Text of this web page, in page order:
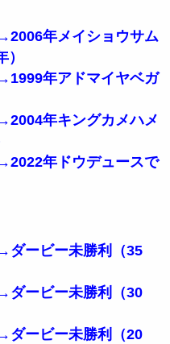
年メイショウサム
年アドマイヤベガ
年キングカメハメ
年ドウデュースで
ダービー未勝利（35
ービー未勝利（30
ダービー未勝利（20